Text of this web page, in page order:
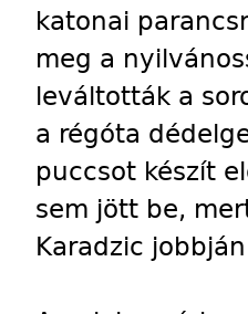
katonai
meg a
leváltották a
a régóta
puccsot készít
sem jött be,
Karadzic